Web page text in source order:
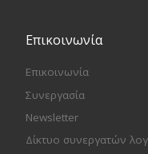
Επικοινωνία
Επικοινωνία
Συνεργασία
Newsletter
Δίκτυο συνεργατών